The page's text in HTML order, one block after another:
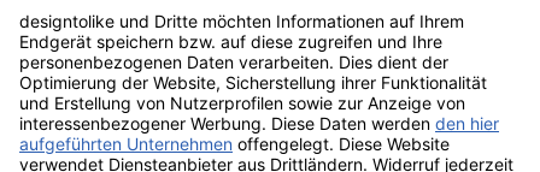
Ø15cm Tischleuchte /
Bodenleuchte
ab 351,00 €* UVP: 390,00 €*
Artemide Melampo
Notte Tischleuchte